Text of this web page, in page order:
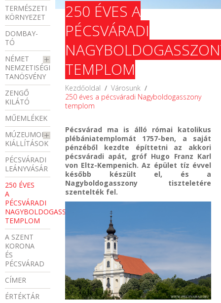
TERMÉSZETI
KÖRNYEZET
DOMBAY-
TÓ
NÉMET
NEMZETISÉGI
TANÖSVÉNY
ZENGŐ
KILÁTÓ
MŰEMLÉKEK
MÚZEUMOK,
KIÁLLÍTÁSOK
PÉCSVÁRADI
LEÁNYVÁSÁR
250 ÉVES
A
PÉCSVÁRADI
NAGYBOLDOGASSZONY
TEMPLOM
A SZENT
KORONA
ÉS
PÉCSVÁRAD
CÍMER
ÉRTÉKTÁR
250 ÉVES A
PÉCSVÁRADI
TEMPLOM
Kezdőoldal / Városunk /
250 éves a pécsváradi Nagyboldogasszony
templom
Pécsvárad ma is álló római katolikus
plébániatemplomát 1757-ben, a saját
pénzéből kezdte építtetni az akkori
pécsváradi apát, gróf Hugo Franz Karl
von Eltz-Kempenich. Az épület tíz évvel
később készült el, és a
Nagyboldogasszony tiszteletére
szentelték fel.